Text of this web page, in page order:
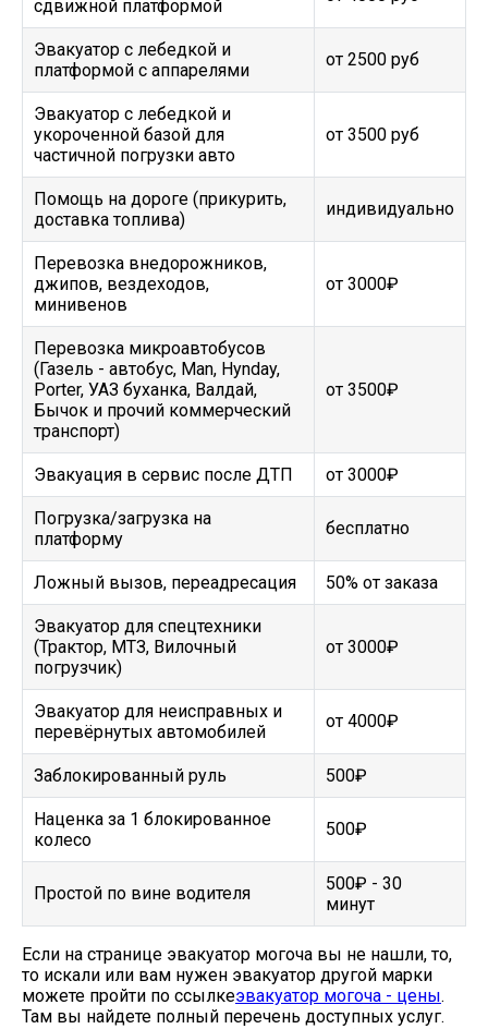
сдвижной платформой
Эвакуатор с лебедкой и
платформой с аппарелями
от 2500 руб
Эвакуатор с лебедкой и
укороченной базой для
частичной погрузки авто
от 3500 руб
Помощь на дороге (прикурить,
доставка топлива)
индивидуально
Перевозка внедорожников,
джипов, вездеходов,
минивенов
от 3000₽
Перевозка микроавтобусов
(Газель - автобус, Man, Hynday,
Porter, УАЗ буханка, Валдай,
Бычок и прочий коммерческий
транспорт)
от 3500₽
Эвакуация в сервис после ДТП от 3000₽
Погрузка/загрузка на
платформу
бесплатно
Ложный вызов, переадресация 50% от заказа
Эвакуатор для спецтехники
(Трактор, МТЗ, Вилочный
погрузчик)
от 3000₽
Эвакуатор для неисправных и
перевёрнутых автомобилей
от 4000₽
Заблокированный руль 500₽
Наценка за 1 блокированное
колесо
500₽
Простой по вине водителя
500₽ - 30
минут
Если на странице эвакуатор могоча вы не нашли, то,
то искали или вам нужен эвакуатор другой марки
можете пройти по ссылкеэвакуатор могоча - цены.
Там вы найдете полный перечень доступных услуг.